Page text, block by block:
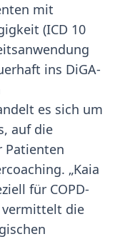
mit
(ICD 10
ins DiGA-
es sich um
auf die
Patienten
„Kaia
für COPD-
vermittelt die